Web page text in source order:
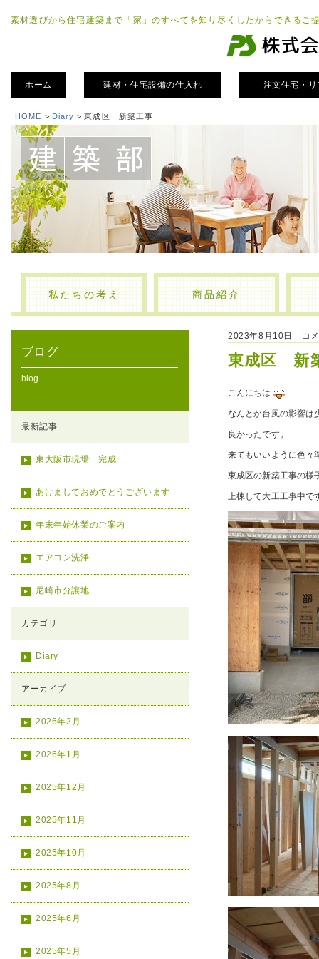
素材選びから住宅建築まで「家」のすべてを知り尽くしたからできるご
ホーム 建材・住宅設備の仕入れ 注文住宅・
HOME > Diary > 東成区 新築工事
私たちの考え 商品紹介
ブログ
blog
最新記事
東大阪市現場 完成
あけましておめでとうございます
年末年始休業のご案内
エアコン洗浄
尼崎市分譲地
カテゴリ
Diary
アーカイブ
2026年2月
2026年1月
2025年12月
2025年11月
2025年10月
2025年8月
2025年6月
2025年5月
2023年8月10日 コ
東成区 新
こんにちは
なんとか台風の影響は
良かったです。
来てもいいように色
東成区の新築工事の様
上棟して大工工事中で